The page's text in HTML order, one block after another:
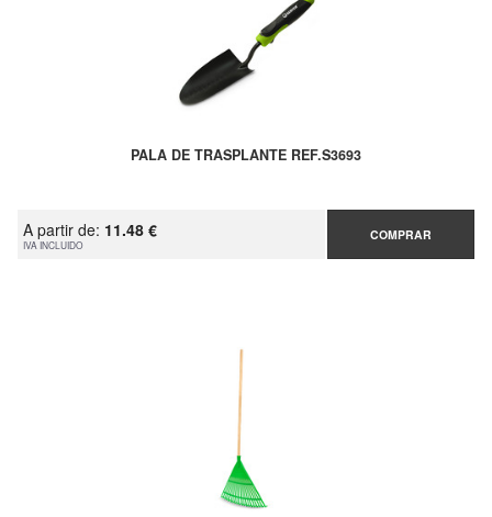
PALA DE TRASPLANTE REF.S3693
A partir de: 11.48 €
IVA INCLUIDO
COMPRAR